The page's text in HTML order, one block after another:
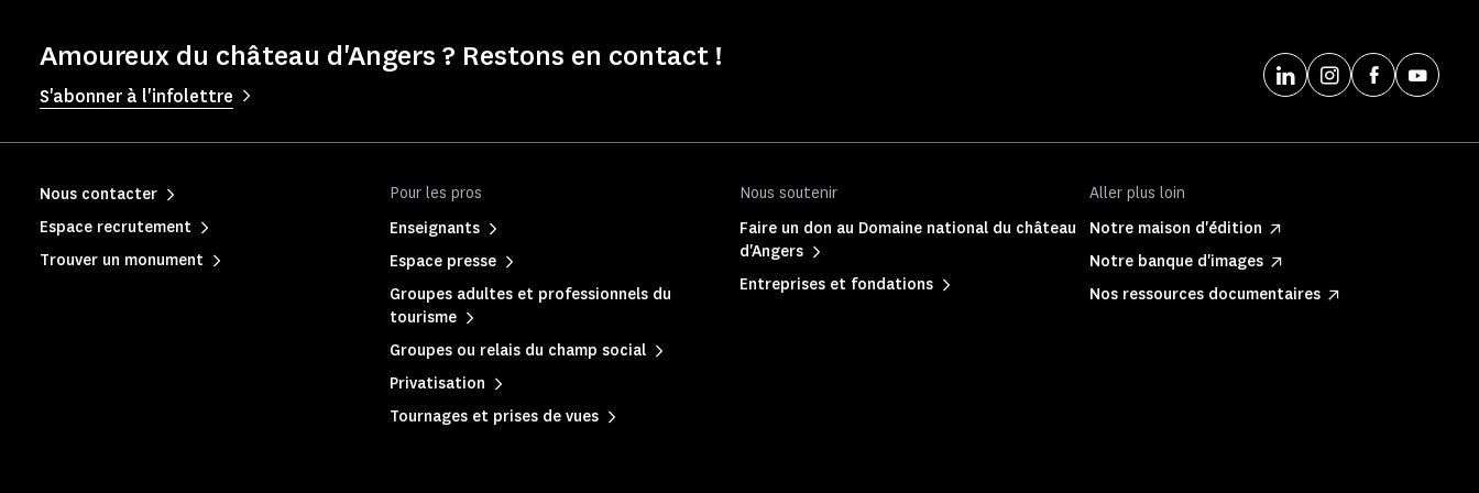
Amoureux du château d'Angers ? Restons en contact !
S'abonner à l'infolettre
Pour les pros
Enseignants
Espace presse
Groupes adultes et professionnels du
tourisme
Groupes ou relais du champ social
Privatisation
Tournages et prises de vues
Nous soutenir
Faire un don au Domaine national du château
d'Angers
Entreprises et fondations
Aller plus loin
Notre maison d'édition
Notre banque d'images
Nos ressources documentaires
Nous contacter
Espace recrutement
Trouver un monument